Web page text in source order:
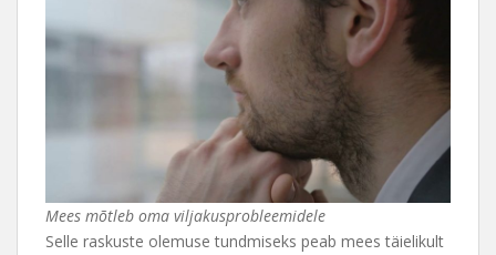
Mees mõtleb oma viljakusprobleemidele
Selle raskuste olemuse tundmiseks peab mees täielikult